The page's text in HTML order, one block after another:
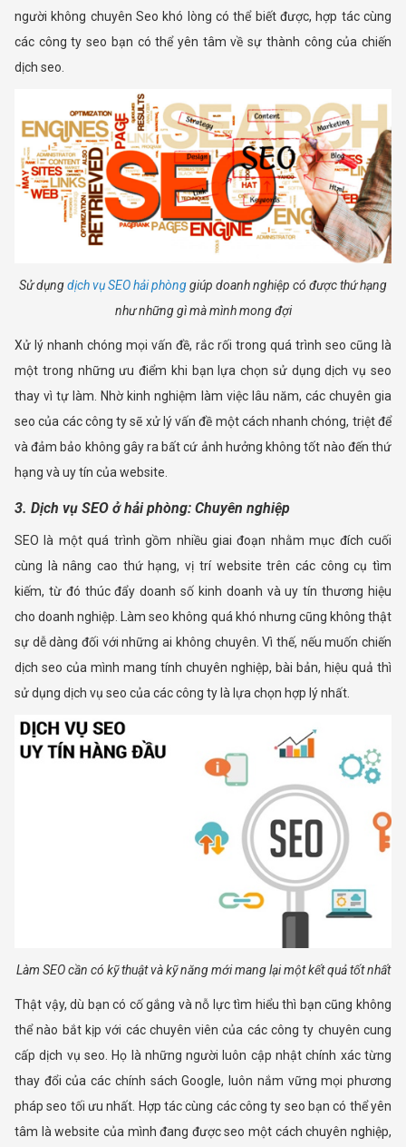
người không chuyên Seo khó lòng có thể biết được, hợp tác cùng
các công ty seo bạn có thể yên tâm về sự thành công của chiến
dịch seo.
Sử dụngdịch vụ SEO hải phònggiúp doanh nghiệp có được thứ hạng
như những gì mà mình mong đợi
Xử lý nhanh chóng mọi vấn đề, rắc rối trong quá trình seo cũng là
một trong những ưu điểm khi bạn lựa chọn sử dụng dịch vụ seo
thay vì tự làm. Nhờ kinh nghiệm làm việc lâu năm, các chuyên gia
seo của các công ty sẽ xử lý vấn đề một cách nhanh chóng, triệt để
và đảm bảo không gây ra bất cứ ảnh hưởng không tốt nào đến thứ
hạng và uy tín của website.
3. Dịch vụ SEO ở hải phòng: Chuyên nghiệp
SEO là một quá trình gồm nhiều giai đoạn nhằm mục đích cuối
cùng là nâng cao thứ hạng, vị trí website trên các công cụ tìm
kiếm, từ đó thúc đẩy doanh số kinh doanh và uy tín thương hiệu
cho doanh nghiệp. Làm seo không quá khó nhưng cũng không thật
sự dễ dàng đối với những ai không chuyên. Vì thế, nếu muốn chiến
dịch seo của mình mang tính chuyên nghiệp, bài bản, hiệu quả thì
sử dụng dịch vụ seo của các công ty là lựa chọn hợp lý nhất.
Làm SEO cần có kỹ thuật và kỹ năng mới mang lại một kết quả tốt nhất
Thật vậy, dù bạn có cố gắng và nỗ lực tìm hiểu thì bạn cũng không
thể nào bắt kịp với các chuyên viên của các công ty chuyên cung
cấp dịch vụ seo. Họ là những người luôn cập nhật chính xác từng
thay đổi của các chính sách Google, luôn nắm vững mọi phương
pháp seo tối ưu nhất. Hợp tác cùng các công ty seo bạn có thể yên
tâm là website của mình đang được seo một cách chuyên nghiệp,